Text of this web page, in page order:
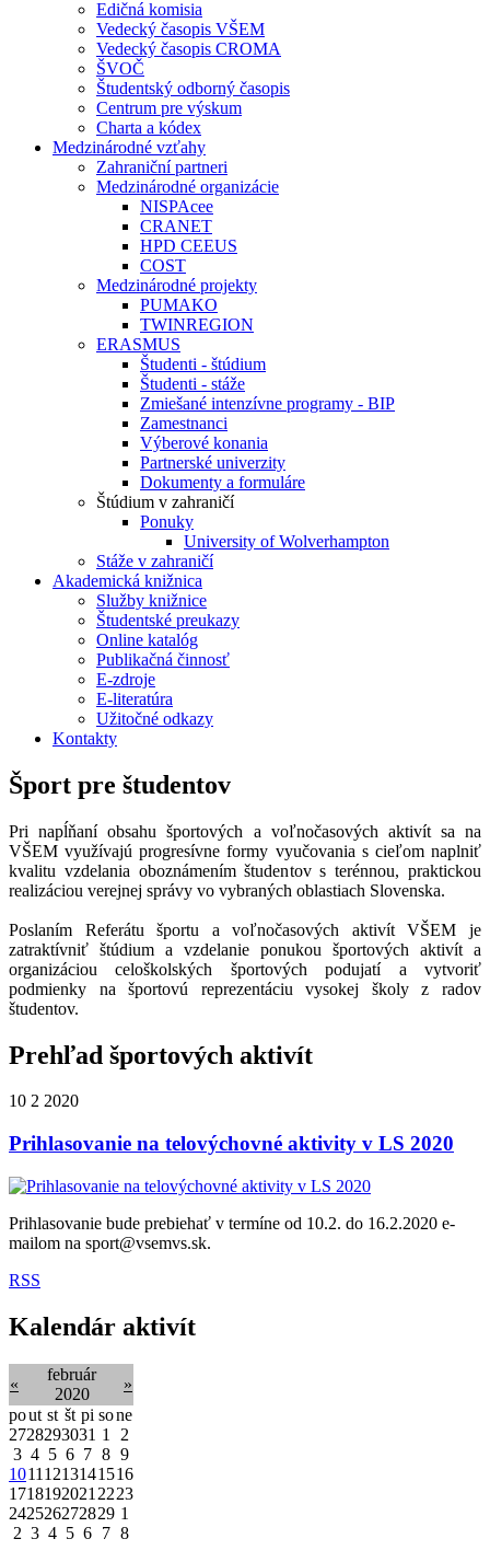
Edičná komisia
Vedecký časopis VŠEM
Vedecký časopis CROMA
ŠVOČ
Študentský odborný časopis
Centrum pre výskum
Charta a kódex
Medzinárodné vzťahy
Zahraniční partneri
Medzinárodné organizácie
NISPAcee
CRANET
HPD CEEUS
COST
Medzinárodné projekty
PUMAKO
TWINREGION
ERASMUS
Študenti - štúdium
Študenti - stáže
Zmiešané intenzívne programy - BIP
Zamestnanci
Výberové konania
Partnerské univerzity
Dokumenty a formuláre
Štúdium v zahraničí
Ponuky
University of Wolverhampton
Stáže v zahraničí
Akademická knižnica
Služby knižnice
Študentské preukazy
Online katalóg
Publikačná činnosť
E-zdroje
E-literatúra
Užitočné odkazy
Kontakty
Šport pre študentov
Pri napĺňaní obsahu športových a voľnočasových aktivít sa na
VŠEM využívajú progresívne formy vyučovania s cieľom naplniť
kvalitu vzdelania oboznámením študentov s terénnou, praktickou
realizáciou verejnej správy vo vybraných oblastiach Slovenska.
Poslaním Referátu športu a voľnočasových aktivít VŠEM je
zatraktívniť štúdium a vzdelanie ponukou športových aktivít a
organizáciou celoškolských športových podujatí a vytvoriť
podmienky na športovú reprezentáciu vysokej školy z radov
študentov.
Prehľad športových aktivít
10 2 2020
Prihlasovanie na telovýchovné aktivity v LS 2020
Prihlasovanie bude prebiehať v termíne od 10.2. do 16.2.2020 e-
mailom na sport@vsemvs.sk.
RSS
Kalendár aktivít
«
február
2020
»
pout st št pi sone
2728293031 1
2
3 4 5 6 7 8 9
1011 1213141516
1718192021 2223
242526272829 1
2 3 4 5 6 7 8